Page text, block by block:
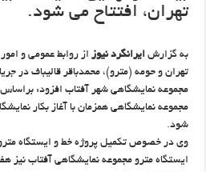
تهران، افتتاح می شود.
به گزارشایرانگرد نیوز از روابط عمومی و
تهران و حومه (مترو)، محمدباقر قالیباف در
مجموعه نمایشگاهی شهر آفتاب افزود: براساس
مجموعه نمایشگاهی همزمان با آغاز بکار
شود.
وی در خصوص تکمیل پروژه خط و ایستگاه مترو
ایستگاه مترو مجموعه نمایشگاهی آفتاب نیز